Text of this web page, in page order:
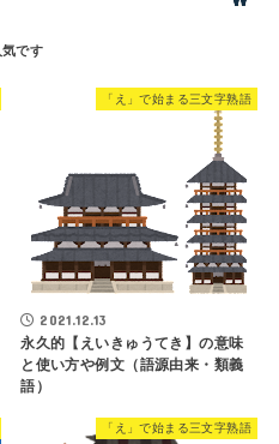
「え」で始まる三文字熟語
2021.12.13
永久的【えいきゅうてき】の意味
と使い方や例文（語源由来・類義
語）
「え」で始まる三文字熟語